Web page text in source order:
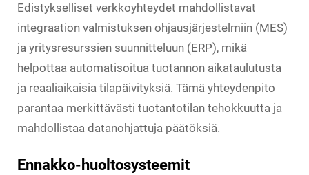
Edistykselliset verkkoyhteydet mahdollistavat
integraation valmistuksen ohjausjärjestelmiin (MES)
ja yritysresurssien suunnitteluun (ERP), mikä
helpottaa automatisoitua tuotannon aikataulutusta
ja reaaliaikaisia tilapäivityksiä. Tämä yhteydenpito
parantaa merkittävästi tuotantotilan tehokkuutta ja
mahdollistaa datanohjattuja päätöksiä.
Ennakko-huoltosysteemit